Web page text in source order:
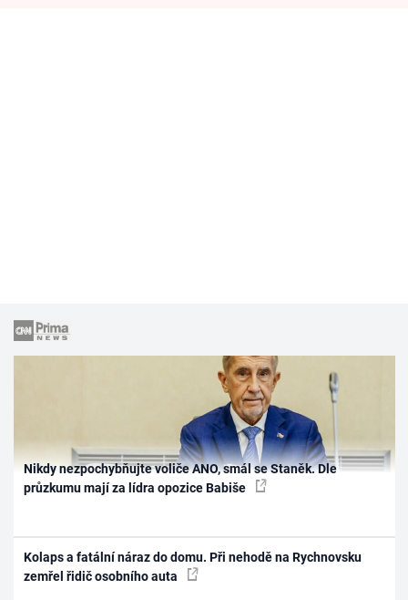
Nikdy nezpochybňujte voliče ANO, smál se Staněk. Dle
průzkumu mají za lídra opozice Babiše
Kolaps a fatální náraz do domu. Při nehodě na Rychnovsku
zemřel řidič osobního auta